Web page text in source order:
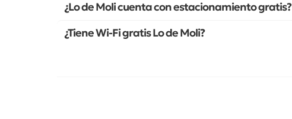
¿Lo de Moli cuenta con estacionamiento gratis?
¿Tiene Wi-Fi gratis Lo de Moli?